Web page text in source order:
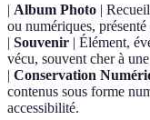
| Album Photo |
ou numériques,
| Souvenir | Élément,
vécu, souvent cher à
| Conservation
contenus sous forme
accessibilité.